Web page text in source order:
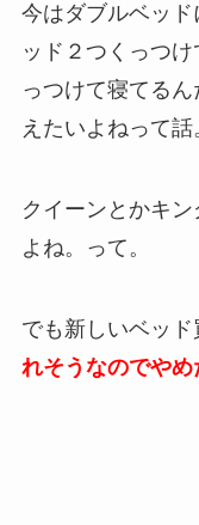
今はダブルベッ
ッド２つくっつ
っつけて寝てる
えたいよねって話
クイーンとかキ
よね。って。
でも新しいベッド
れそうなのでやめ